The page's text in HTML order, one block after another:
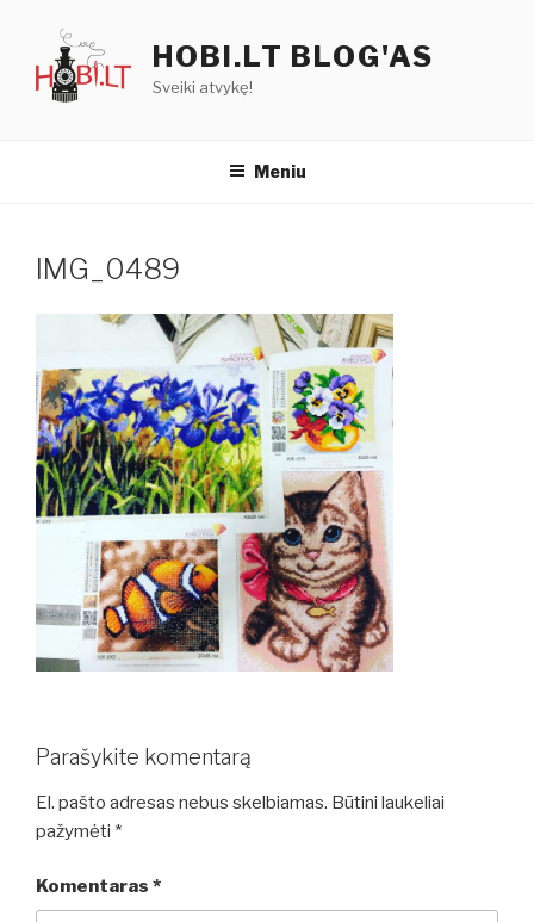
turinio
HOBI.LT BLOG'AS
Sveiki atvykę!
Meniu
IMG_0489
Parašykite komentarą
El. pašto adresas nebus skelbiamas. Būtini laukeliai
pažymėti *
Komentaras *